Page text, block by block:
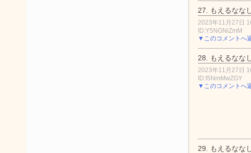
27. もえるなな
2023年11月27日
ID:Y5NGNiZmM
▼このコメントへ
28. もえるなな
2023年11月27日
ID:I5NmMwZGY
▼このコメントへ
29. もえるなな